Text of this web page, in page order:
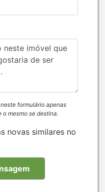
formulário apenas
mesmo se destina.
novas similares no